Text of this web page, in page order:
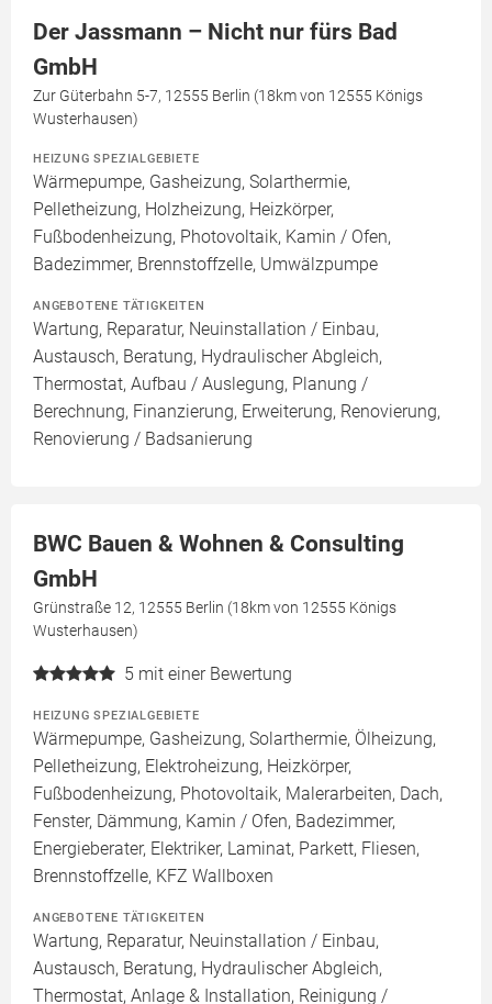
Der Jassmann – Nicht nur fürs Bad
GmbH
Zur Güterbahn 5-7, 12555 Berlin (18km von 12555 Königs
Wusterhausen)
HEIZUNG SPEZIALGEBIETE
Wärmepumpe, Gasheizung, Solarthermie,
Pelletheizung, Holzheizung, Heizkörper,
Fußbodenheizung, Photovoltaik, Kamin / Ofen,
Badezimmer, Brennstoffzelle, Umwälzpumpe
ANGEBOTENE TÄTIGKEITEN
Wartung, Reparatur, Neuinstallation / Einbau,
Austausch, Beratung, Hydraulischer Abgleich,
Thermostat, Aufbau / Auslegung, Planung /
Berechnung, Finanzierung, Erweiterung, Renovierung,
Renovierung / Badsanierung
BWC Bauen & Wohnen & Consulting
GmbH
Grünstraße 12, 12555 Berlin (18km von 12555 Königs
Wusterhausen)
5 mit einer Bewertung
HEIZUNG SPEZIALGEBIETE
Wärmepumpe, Gasheizung, Solarthermie, Ölheizung,
Pelletheizung, Elektroheizung, Heizkörper,
Fußbodenheizung, Photovoltaik, Malerarbeiten, Dach,
Fenster, Dämmung, Kamin / Ofen, Badezimmer,
Energieberater, Elektriker, Laminat, Parkett, Fliesen,
Brennstoffzelle, KFZ Wallboxen
ANGEBOTENE TÄTIGKEITEN
Wartung, Reparatur, Neuinstallation / Einbau,
Austausch, Beratung, Hydraulischer Abgleich,
Thermostat, Anlage & Installation, Reinigung /